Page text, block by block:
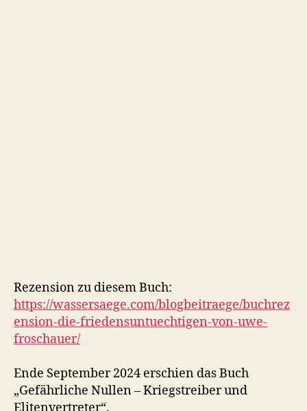
Rezension zu diesem Buch:
https://wassersaege.com/blogbeitraege/buchrez
ension-die-friedensuntuechtigen-von-uwe-
froschauer/
Ende September 2024 erschien das Buch
„Gefährliche Nullen – Kriegstreiber und